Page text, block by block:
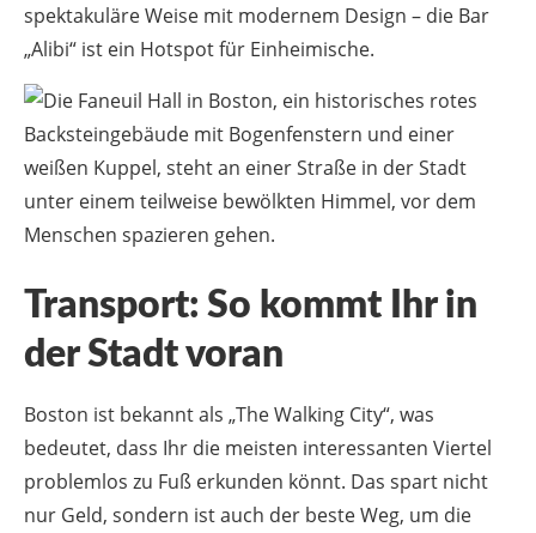
spektakuläre Weise mit modernem Design – die Bar
„Alibi“ ist ein Hotspot für Einheimische.
Transport: So kommt Ihr in
der Stadt voran
Boston ist bekannt als „The Walking City“, was
bedeutet, dass Ihr die meisten interessanten Viertel
problemlos zu Fuß erkunden könnt. Das spart nicht
nur Geld, sondern ist auch der beste Weg, um die